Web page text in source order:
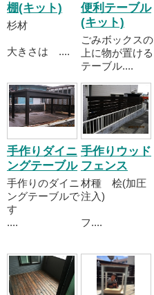
棚(キット)
杉材
大きさは ....
便利テーブル
(キット)
ごみボックスの
上に物が置ける
テーブル....
手作りダイニ
ングテーブル
手作りのダイニ
ングテーブルで
す
....
手作りウッド
フェンス
材種 桧(加圧
注入)
フ....